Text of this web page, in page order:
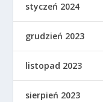
styczeń 2024
grudzień 2023
listopad 2023
sierpień 2023